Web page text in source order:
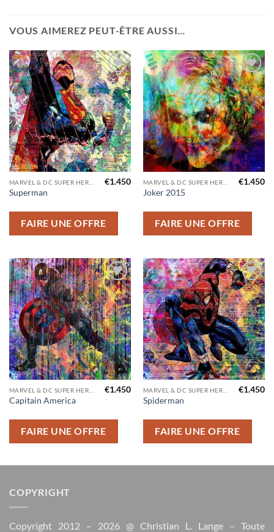
VOUS AIMEREZ PEUT-ÊTRE AUSSI…
Ajouter
à la liste
d’envies
Superman
€1.450
FAIRE UNE OFFRE
Ajouter
à la liste
d’envies
Joker 2015
€1.450
FAIRE UNE OFFRE
Ajouter
à la liste
d’envies
Capitain America
€1.450
FAIRE UNE OFFRE
Ajouter
à la liste
d’envies
Spiderman
€1.450
FAIRE UNE OFFRE
COPYRIGHT
Copyright 2012 – 2026 @ Christian L. Lange – Toute